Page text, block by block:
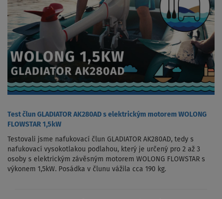
Test člun GLADIATOR AK280AD s elektrickým motorem WOLONG
FLOWSTAR 1,5kW
Testovali jsme nafukovací člun GLADIATOR AK280AD, tedy s
nafukovací vysokotlakou podlahou, který je určený pro 2 až 3
osoby s elektrickým závěsným motorem WOLONG FLOWSTAR s
výkonem 1,5kW. Posádka v člunu vážila cca 190 kg.